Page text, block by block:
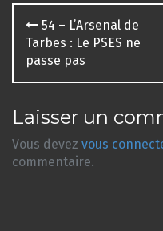
Navigation
des
articles
54 – L’Arsenal de
Tarbes : Le PSES ne
passe pas
Laisser un
Vous devez vous
commentaire.